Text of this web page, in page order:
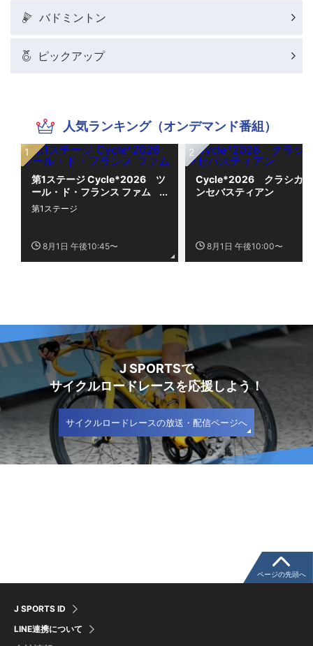
バドミントン
ピックアップ
人気ランキング（オンデマンド番組）
第1ステージ Cycle*2026 ツ
ール・ド・フランス ファム
8月1日 午後10:45〜
第1ステージ
Cycle*2026 クラシカ
ンセバスティアン
8月1日 午後10:00〜
J SPORTSで
サイクルロードレースを応援しよう！
サイクルロードレースの放送・配信ページへ
J SPORTS ID
LINE連携について
ページの先頭へ